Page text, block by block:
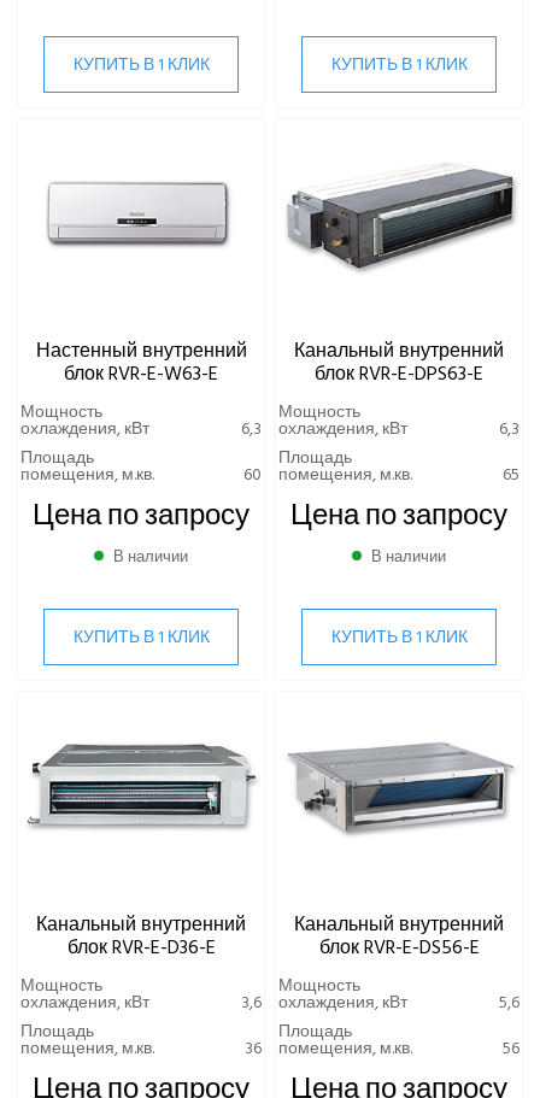
КУПИТЬ В 1 КЛИК КУПИТЬ В 1 КЛИК
Настенный внутренний
блок RVR-E-W63-E
Мощность
охлаждения, кВт
6,3
Площадь
помещения, м.кв. 60
Цена по запросу
В наличии
КУПИТЬ В 1 КЛИК
Канальный внутренний
блок RVR-E-DPS63-E
Мощность
охлаждения, кВт
6,3
Площадь
помещения, м.кв. 65
Цена по запросу
В наличии
КУПИТЬ В 1 КЛИК
Канальный внутренний
блок RVR-E-D36-E
Мощность
охлаждения, кВт
3,6
Площадь
помещения, м.кв. 36
Канальный внутренний
блок RVR-E-DS56-E
Мощность
охлаждения, кВт
5,6
Площадь
помещения, м.кв. 56